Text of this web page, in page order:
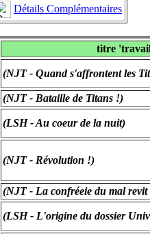
Détails Complémentaires
titre
(NJT - Quand s'affrontent les
(NJT - Bataille de Titans !)
(LSH - Au coeur de la nuit)
(NJT - Révolution !)
(NJT - La confréeie du mal
(LSH - L'origine du dossier